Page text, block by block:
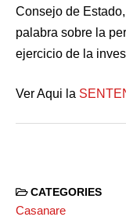
Consejo de
palabra sobre la
ejercicio de la
Ver Aqui la
CATEGORIES
Casanare